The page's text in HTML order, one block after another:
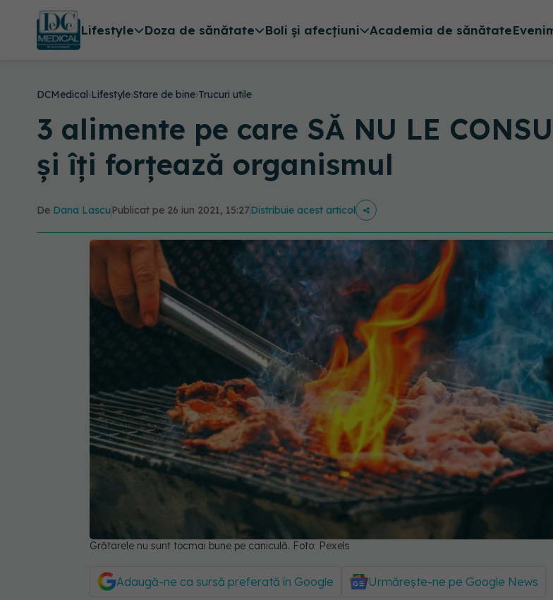
Lifestyle Doza de sănătate Boli și afecțiuni Academia de sănătate
DCMedical›Lifestyle›Stare de bine›Trucuri utile
3 alimente pe care SĂ NU LE
și îți forțează organismul
De Dana Lascu Publicat pe 26 iun 2021, 15:27Distribuie acest articol
Grătarele nu sunt tocmai bune pe caniculă. Foto: Pexels
Adaugă-ne ca sursă preferată în Google Urmărește-ne pe Google News